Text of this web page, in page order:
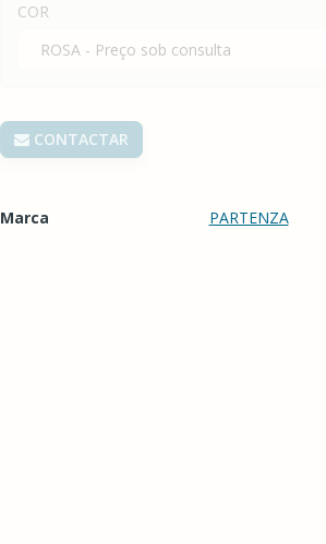
COR
CONTACTAR
Marca
PARTENZA